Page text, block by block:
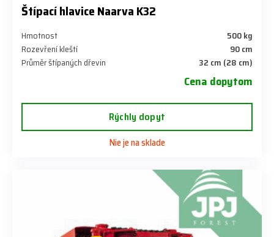
Štípací hlavice Naarva K32
Hmotnost
500 kg
Rozevření kleští
90 cm
Průměr štípaných dřevin
32 cm (28 cm)
Cena dopytom
Rýchly dopyt
Nie je na sklade